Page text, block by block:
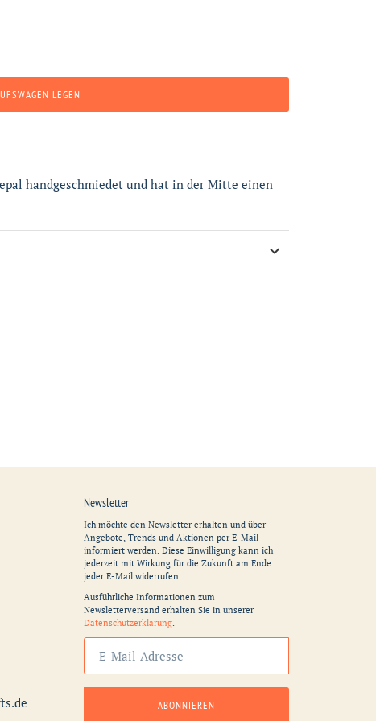
LEGEN
handgeschmiedet und hat in der Mitte einen
Newsletter
Ich möchte den Newsletter erhalten und über
Angebote, Trends und Aktionen per E-Mail
informiert werden. Diese Einwilligung kann ich
jederzeit mit Wirkung für die Zukunft am Ende
jeder E-Mail widerrufen.
Ausführliche Informationen zum
Newsletterversand erhalten Sie in unserer
Datenschutzerklärung.
Abonnieren
Sie
ABONNIEREN